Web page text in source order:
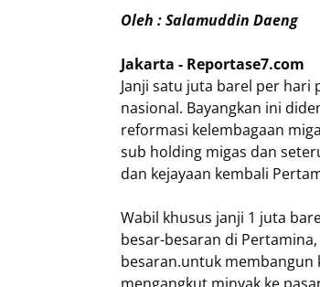
Oleh : Salamuddin Daeng
Jakarta - Reportase7.com
Janji satu juta barel per
nasional. Bayangkan ini
reformasi kelembagaan
sub holding migas dan
dan kejayaan kembali
Wabil khusus janji 1 juta
besar-besaran di
besaran.untuk membangun